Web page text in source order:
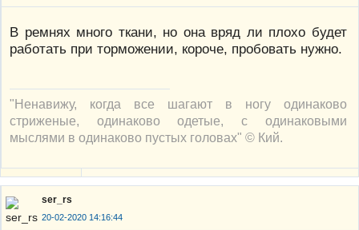
В ремнях много ткани, но она вряд ли плохо будет
работать при торможении, короче, пробовать нужно.
"Ненавижу, когда все шагают в ногу одинаково
стриженые, одинаково одетые, с одинаковыми
мыслями в одинаково пустых головах" © Кий.
ser_rs
20-02-2020 14:16:44